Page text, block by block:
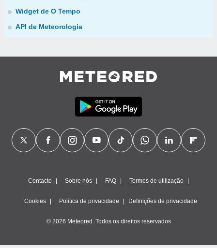
Widget de O Tempo
API de Meteorologia
Contacto Sobre nós FAQ Termos de utilização
Cookies Política de privacidade Definições de privacidade
© 2026 Meteored. Todos os direitos reservados